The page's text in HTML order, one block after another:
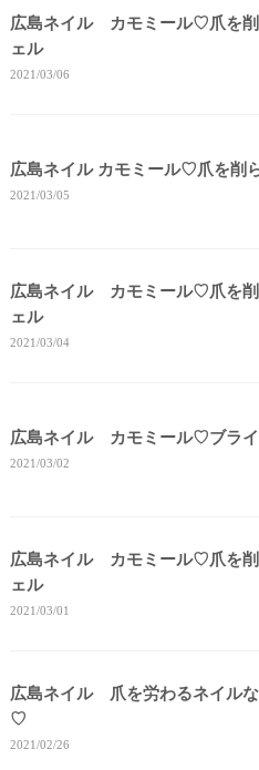
広島ネイル カモミール♡爪を削
ェル
2021/03/06
広島ネイル カモミール♡爪を削
2021/03/05
広島ネイル カモミール♡爪を削
ェル
2021/03/04
広島ネイル カモミール♡ブライ
2021/03/02
広島ネイル カモミール♡爪を削
ェル
2021/03/01
広島ネイル 爪を労わるネイル
♡
2021/02/26